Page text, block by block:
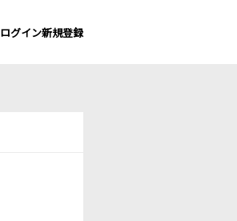
ログイン新規登録